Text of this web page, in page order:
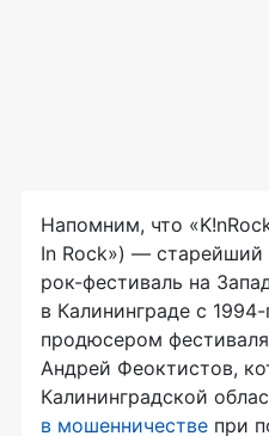
Напомним, что
In Rock») — старейший
рок-фестиваль на
в Калининграде с 1994-
продюсером
Андрей Феоктистов,
Калининградской
в мошенничестве при